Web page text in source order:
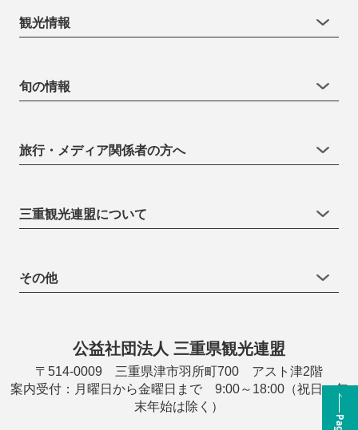
観光情報
旬の情報
旅行・メディア関係者の方へ
三重観光連盟について
その他
公益社団法人 三重県観光連盟
〒514-0009 三重県津市羽所町700 アスト津2階
案内受付：月曜日から金曜日まで 9:00～18:00（祝日・年
末年始は除く）